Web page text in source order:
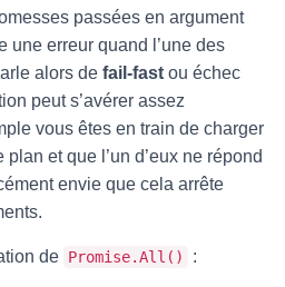
passées en argument
une erreur quand l’une des
alors de fail-fast ou échec
peut s’avérer assez
vous êtes en train de charger
et que l’un d’eux ne répond
envie que cela arrête
de Promise.All() :